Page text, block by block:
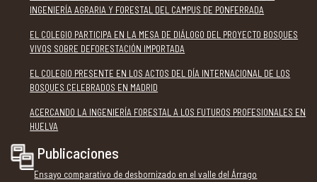
INGENIERÍA AGRARIA Y FORESTAL DEL CAMPUS DE PONFERRADA
EL COLEGIO PARTICIPA EN LA MESA DE DIÁLOGO DEL PROYECTO BOSQUES
VIVOS SOBRE DEFORESTACIÓN IMPORTADA
EL COLEGIO PRESENTE EN LOS ACTOS DEL DÍA INTERNACIONAL DE LOS
BOSQUES CELEBRADOS EN MADRID
ACERCANDO LA INGENIERÍA FORESTAL A LOS FUTUROS PROFESIONALES EN
HUELVA
Publicaciones
Ensayo comparativo de desbornizado en el valle del Árrago